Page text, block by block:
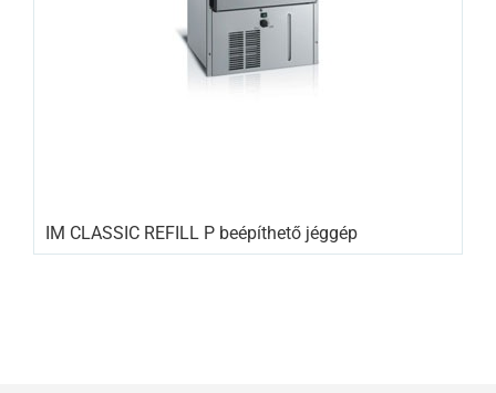
IM CLASSIC REFILL P beépíthető jéggép